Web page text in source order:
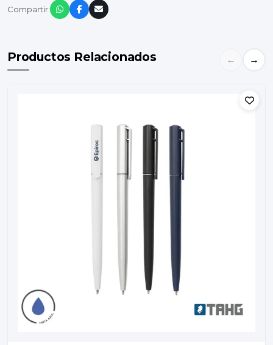
Compartir:
Productos Relacionados ← →